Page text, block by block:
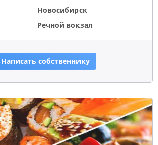
Новосибирск
Речной вокзал
Написать собственнику